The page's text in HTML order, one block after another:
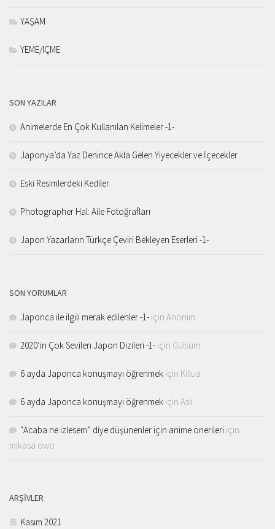
YAŞAM
YEME/IÇME
SON YAZILAR
Animelerde En Çok Kullanılan Kelimeler -1-
Japonya’da Yaz Denince Akla Gelen Yiyecekler ve İçecekler
Eski Resimlerdeki Kediler
Photographer Hal: Aile Fotoğrafları
Japon Yazarların Türkçe Çeviri Bekleyen Eserleri -1-
SON YORUMLAR
Japonca ile ilgili merak edilenler -1- için Anonim
2020’in Çok Sevilen Japon Dizileri -1- için Gülsüm
6 ayda Japonca konuşmayı öğrenmek için Killua
6 ayda Japonca konuşmayı öğrenmek için Aslı
“Acaba ne izlesem” diye düşünenler için anime önerileri için
mikasa owo
ARŞIVLER
Kasım 2021